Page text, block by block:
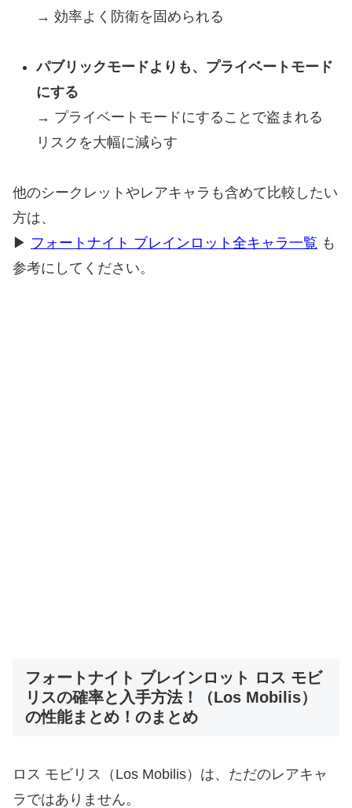
→ 効率よく防衛を固められる
パブリックモードよりも、プライベートモード
にする
→ プライベートモードにすることで盗まれる
リスクを大幅に減らす
他のシークレットやレアキャラも含めて比較したい
方は、
▶ フォートナイト ブレインロット全キャラ一覧 も
参考にしてください。
フォートナイト ブレインロット ロス モビ
リスの確率と入手方法！（Los Mobilis）
の性能まとめ！のまとめ
ロス モビリス（Los Mobilis）は、ただのレアキャ
ラではありません。